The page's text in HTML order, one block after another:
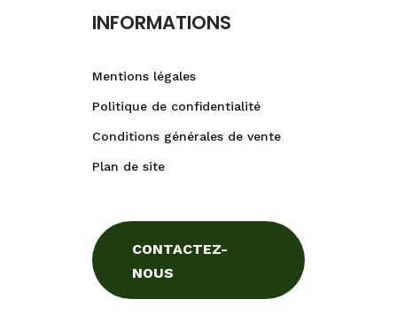
INFORMATIONS
Mentions légales
Politique de confidentialité
Conditions générales de vente
Plan de site
CONTACTEZ-
NOUS